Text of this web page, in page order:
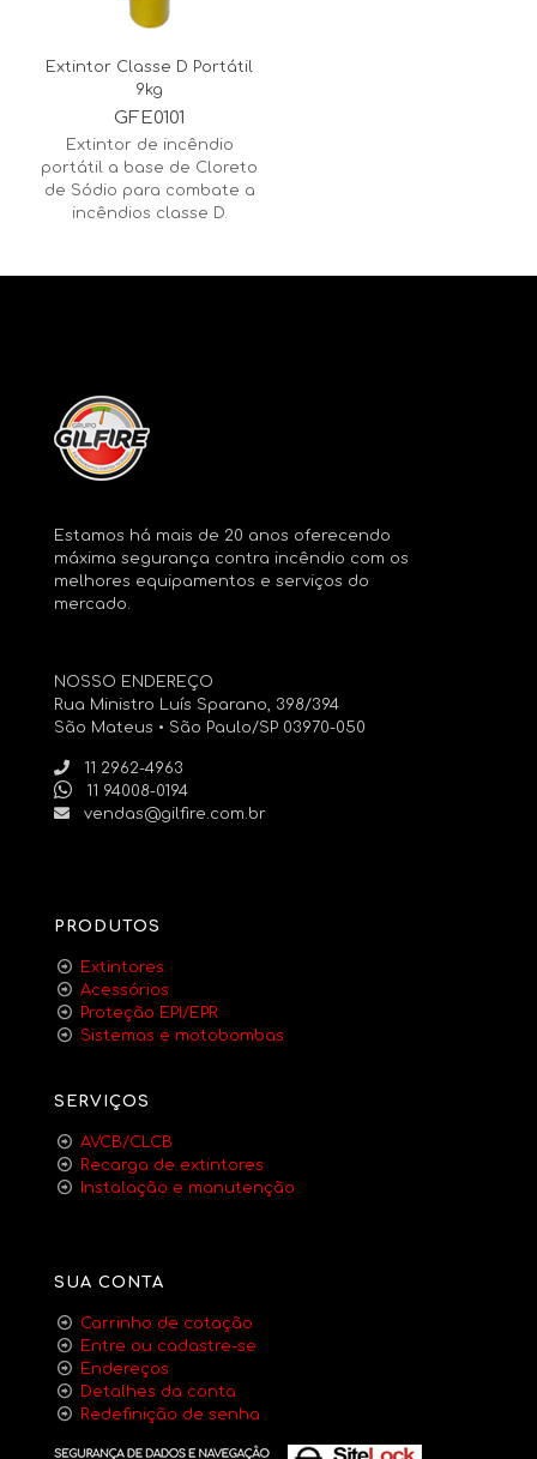
Extintor Classe D Portátil
9kg
GFE0101
Extintor de incêndio
portátil a base de Cloreto
de Sódio para combate a
incêndios classe D.
Estamos há mais de 20 anos oferecendo
máxima segurança contra incêndio com os
melhores equipamentos e serviços do
mercado.
NOSSO ENDEREÇO
Rua Ministro Luís Sparano, 398/394
São Mateus • São Paulo/SP 03970-050
11 2962-4963
11 94008-0194
vendas@gilfire.com.br
PRODUTOS
Extintores
Acessórios
Proteção EPI/EPR
Sistemas e motobombas
SERVIÇOS
AVCB/CLCB
Recarga de extintores
Instalação e manutenção
SUA CONTA
Carrinho de cotação
Entre ou cadastre-se
Endereços
Detalhes da conta
Redefinição de senha